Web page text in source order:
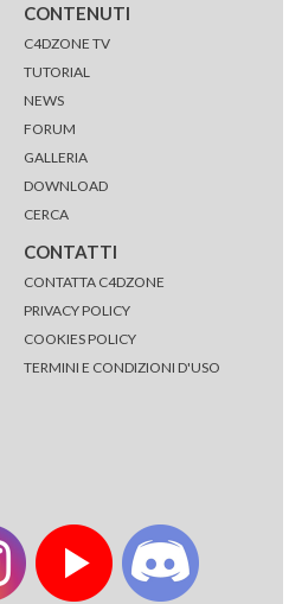
CONTENUTI
C4DZONE TV
TUTORIAL
NEWS
FORUM
GALLERIA
DOWNLOAD
CERCA
CONTATTI
CONTATTA C4DZONE
PRIVACY POLICY
COOKIES POLICY
TERMINI E CONDIZIONI D'USO